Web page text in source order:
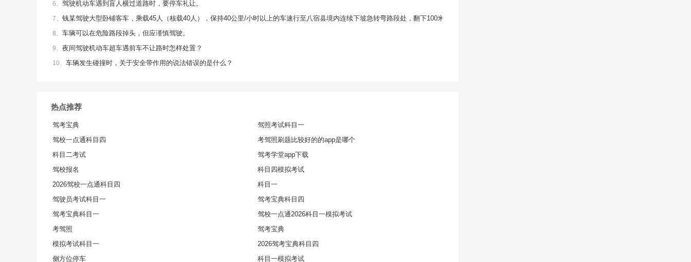
6、 驾驶机动车遇到盲人横过道路时，要停车礼让。
7、 钱某驾驶大型卧铺客车，乘载45人（核载40人），保持40公里/小时以上的车速行至八宿县境内连续下坡急转弯路段处，翻下100米深的山崖，造成17人死亡、20人受伤。钱某的主要违法行为是什么？
8、 车辆可以在危险路段掉头，但应谨慎驾驶。
9、 夜间驾驶机动车超车遇前车不让路时怎样处置？
10、 车辆发生碰撞时，关于安全带作用的说法错误的是什么？
热点推荐
驾考宝典
驾校一点通科目四
科目二考试
驾校报名
2026驾校一点通科目四
驾驶员考试科目一
驾考宝典科目一
考驾照
模拟考试科目一
侧方位停车
驾照考试科目一
考驾照刷题比较好的的app是哪个
驾考学堂app下载
科目四模拟考试
科目一
驾考宝典科目四
驾校一点通2026科目一模拟考试
驾考宝典
2026驾考宝典科目四
科目一模拟考试